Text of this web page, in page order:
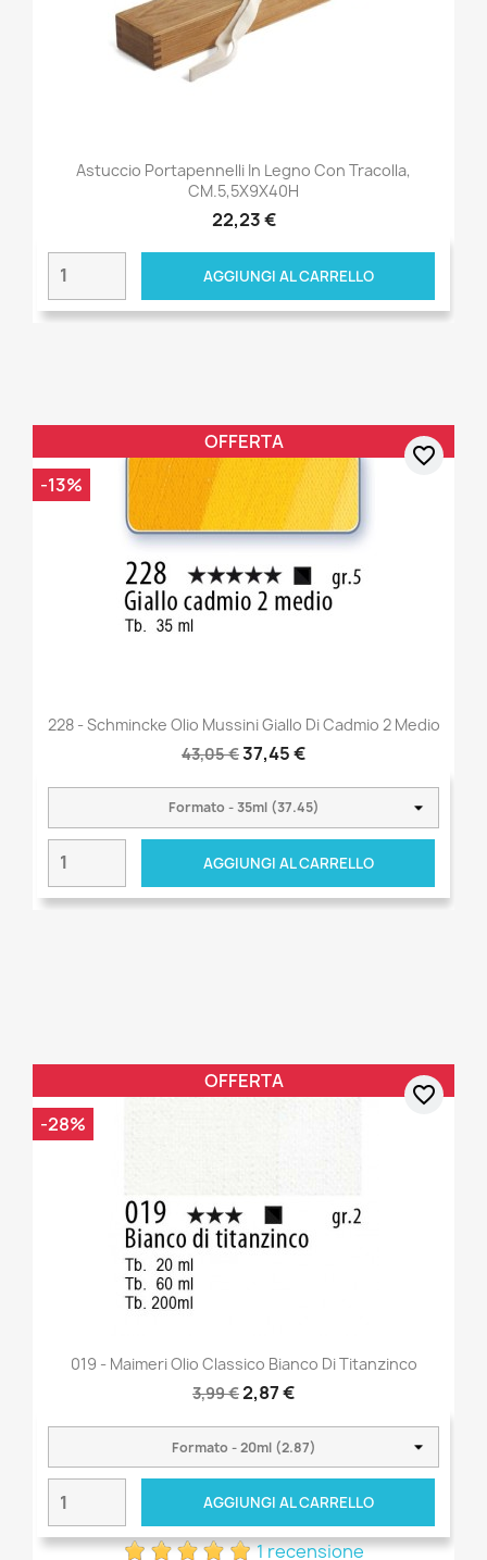
Astuccio Portapennelli In Legno Con Tracolla,
CM.5,5X9X40H
22,23 €
AGGIUNGI AL CARRELLO
228 - Schmincke Olio Mussini Giallo Di Cadmio 2 Medio
43,05 €37,45 €
AGGIUNGI AL CARRELLO
OFFERTA
-13%
favorite_border
019 - Maimeri Olio Classico Bianco Di Titanzinco
3,99 €2,87 €
AGGIUNGI AL CARRELLO
1 recensione
OFFERTA
-28%
favorite_border